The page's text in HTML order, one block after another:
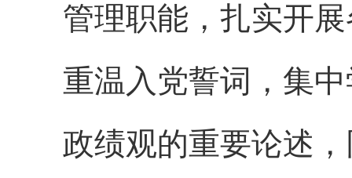
管理职能，扎实开
重温入党誓词，集
政绩观的重要论述